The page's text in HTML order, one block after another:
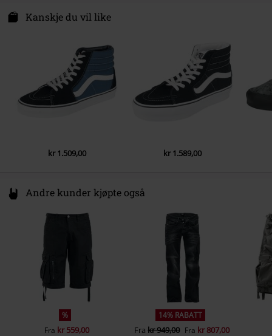
Kanskje du vil like
kr 1.509,00 kr 1.589,00
Andre kunder kjøpte også
%
Fra kr 559,00
14% RABATT
Frakr 949,00 Fra kr 807,00